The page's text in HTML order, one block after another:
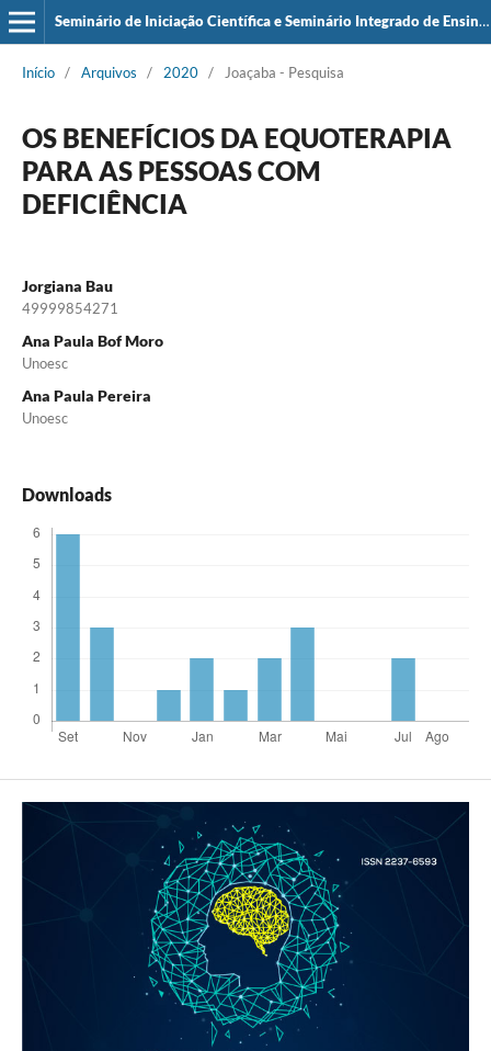
Seminário de Iniciação Científica e Seminário Integrado de Ensino, Pesquisa e Extensão (SIEPE)
Início / Arquivos / 2020 / Joaçaba - Pesquisa
OS BENEFÍCIOS DA EQUOTERAPIA
PARA AS PESSOAS COM
DEFICIÊNCIA
Jorgiana Bau
49999854271
Ana Paula Bof Moro
Unoesc
Ana Paula Pereira
Unoesc
Downloads